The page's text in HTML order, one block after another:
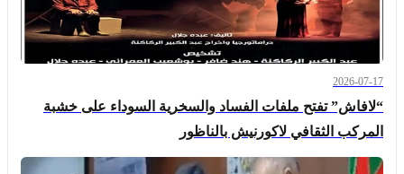
2026-07-17
“لافاش” تفتح ملفات الفساد والسخرية السوداء على خشبة
المركب الثقافي لاكورنيش بالناظور